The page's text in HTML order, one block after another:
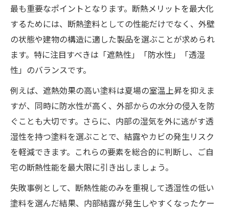
最も重要なポイントとなります。断熱メリットを最大化
するためには、断熱塗料としての性能だけでなく、外壁
の状態や建物の構造に適した製品を選ぶことが求められ
ます。特に注目すべきは「遮熱性」「防水性」「透湿
性」のバランスです。
例えば、遮熱効果の高い塗料は夏場の室温上昇を抑えま
すが、同時に防水性が高く、外部からの水分の侵入を防
ぐことも大切です。さらに、内部の湿気を外に逃がす透
湿性を持つ塗料を選ぶことで、結露やカビの発生リスク
を軽減できます。これらの要素を総合的に判断し、ご自
宅の断熱性能を最大限に引き出しましょう。
失敗事例として、断熱性能のみを重視して透湿性の低い
塗料を選んだ結果、内部結露が発生しやすくなったケー